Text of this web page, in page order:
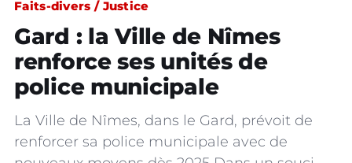
Faits-divers / Justice
Gard : la Ville de Nîmes
renforce ses unités de
police municipale
La Ville de Nîmes, dans le Gard, prévoit de
renforcer sa police municipale avec de